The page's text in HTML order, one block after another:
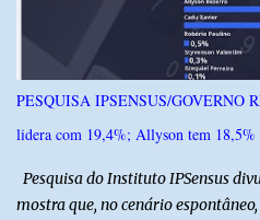
PESQUISA IPSENSUS/GOVERNO
lidera com 19,4%; Allyson tem 18,5%
Pesquisa do Instituto IPSensus
mostra que, no cenário